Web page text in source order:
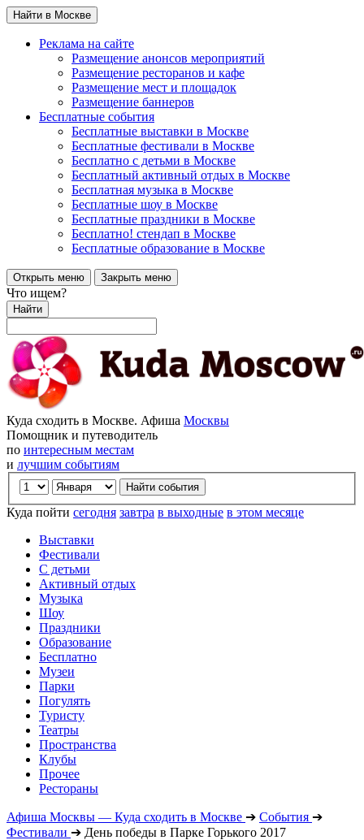
Найти в Москве
Реклама на сайте
Размещение анонсов мероприятий
Размещение ресторанов и кафе
Размещение мест и площадок
Размещение баннеров
Бесплатные события
Бесплатные выставки в Москве
Бесплатные фестивали в Москве
Бесплатно с детьми в Москве
Бесплатный активный отдых в Москве
Бесплатная музыка в Москве
Бесплатные шоу в Москве
Бесплатные праздники в Москве
Бесплатно! стендап в Москве
Бесплатные образование в Москве
Открыть меню Закрыть меню
Что ищем?
Найти
Куда сходить в Москве. Афиша Москвы
Помощник и путеводитель
по интересным местам
и лучшим событиям
Куда пойти сегодня завтра в выходные в этом месяце
Выставки
Фестивали
С детьми
Активный отдых
Музыка
Шоу
Праздники
Образование
Бесплатно
Музеи
Парки
Погулять
Туристу
Театры
Пространства
Клубы
Прочее
Рестораны
Афиша Москвы — Куда сходить в Москве ➔ События ➔
Фестивали ➔ День победы в Парке Горького 2017